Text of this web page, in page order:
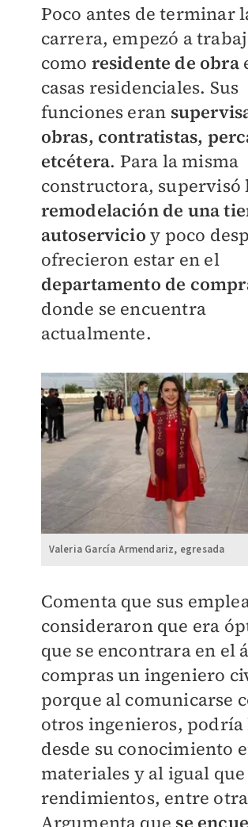
Poco antes de terminar
carrera, empezó a
como residente de obra
casas residenciales. Sus
funciones eran
obras, contratistas,
etcétera. Para la misma
constructora, supervisó
remodelación de una
autoservicio y poco
ofrecieron estar en el
departamento de
donde se encuentra
actualmente.
Valeria García Armendariz, egresada
Comenta que sus
consideraron que era
que se encontrara en el
compras un ingeniero
porque al comunicarse
otros ingenieros,
desde su conocimiento
materiales y al igual que
rendimientos, entre